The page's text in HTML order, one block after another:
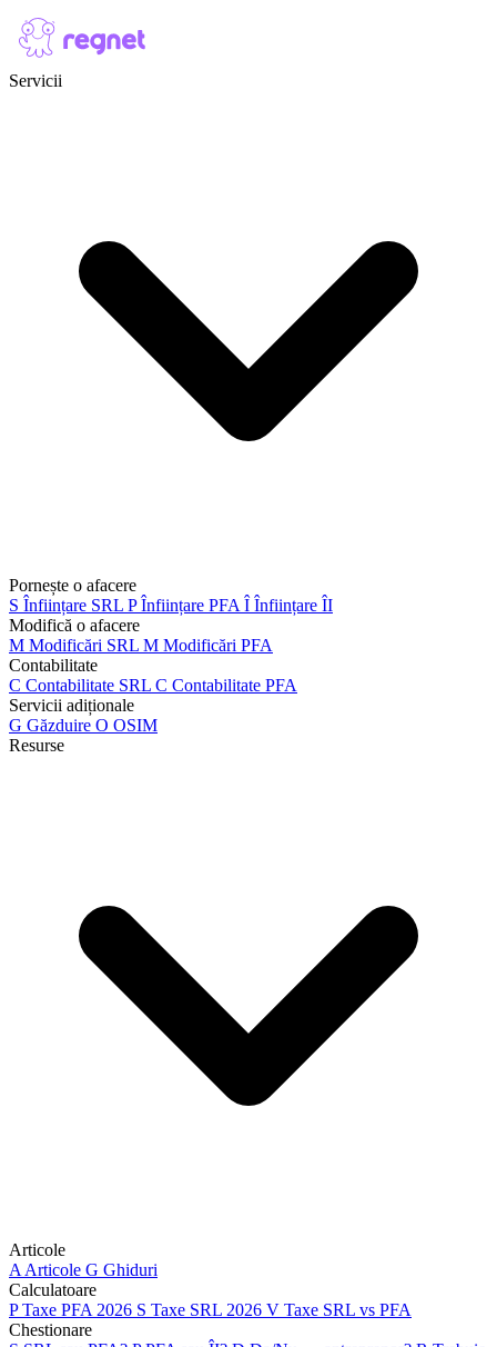
Skip to content
Servicii
Pornește o afacere
S Înființare SRL PÎnființare PFA Î Înființare ÎI
Modifică o afacere
M Modificări SRL M Modificări PFA
Contabilitate
C Contabilitate SRL C Contabilitate PFA
Servicii adiționale
G Găzduire O OSIM
Resurse
Articole
A Articole G Ghiduri
Calculatoare
PTaxe PFA 2026 S Taxe SRL 2026 V Taxe SRL vs PFA
Chestionare